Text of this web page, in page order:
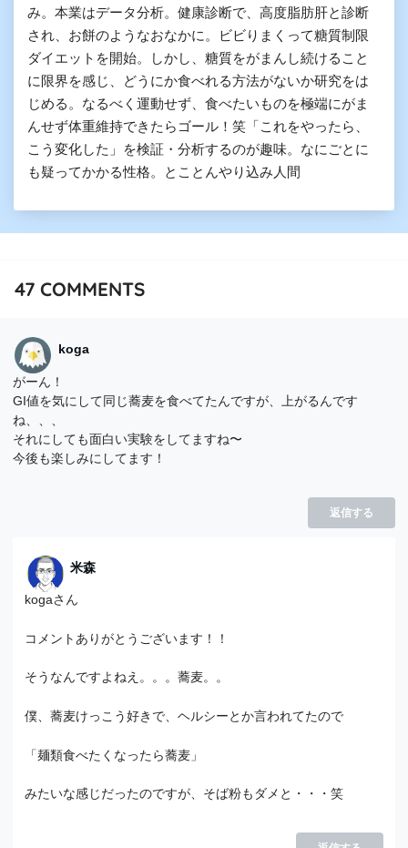
み。本業はデータ分析。健康診断で、高度脂肪肝と診断
され、お餅のようなおなかに。ビビりまくって糖質制限
ダイエットを開始。しかし、糖質をがまんし続けること
に限界を感じ、どうにか食べれる方法がないか研究をは
じめる。なるべく運動せず、食べたいものを極端にがま
んせず体重維持できたらゴール！笑「これをやったら、
こう変化した」を検証・分析するのが趣味。なにごとに
も疑ってかかる性格。とことんやり込み人間
47COMMENTS
koga
がーん！
GI値を気にして同じ蕎麦を食べてたんですが、上がるんです
ね、、、
それにしても面白い実験をしてますね〜
今後も楽しみにしてます！
返信する
米森
kogaさん
コメントありがとうございます！！
そうなんですよねえ。。。蕎麦。。
僕、蕎麦けっこう好きで、ヘルシーとか言われてたので
「麺類食べたくなったら蕎麦」
みたいな感じだったのですが、そば粉もダメと・・・笑